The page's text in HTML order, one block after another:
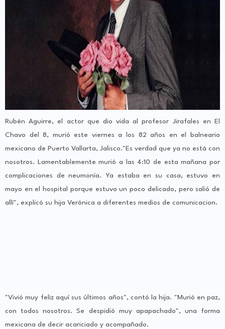
Rubén Aguirre, el actor que dio vida al profesor Jirafales en El
Chavo del 8, murió este viernes a los 82 años en el balneario
mexicano de Puerto Vallarta, Jalisco."Es verdad que ya no está con
nosotros. Lamentablemente murió a las 4:10 de esta mañana por
complicaciones de neumonía. Ya estaba en su casa, estuvo en
mayo en el hospital porque estuvo un poco delicado, pero salió de
allí", explicó su hija Verónica a diferentes medios de comunicacion.
"Vivió muy feliz aquí sus últimos años", contó la hija. "Murió en paz,
con todos nosotros. Se despidió muy apapachado", una forma
mexicana de decir acariciado y acompañado.